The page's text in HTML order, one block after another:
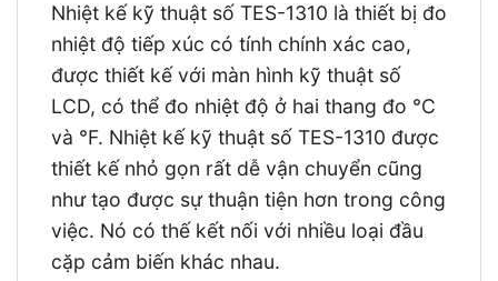
Nhiệt kế kỹ thuật số TES-1310 là thiết bị đo
nhiệt độ tiếp xúc có tính chính xác cao,
được thiết kế với màn hình kỹ thuật số
LCD, có thể đo nhiệt độ ở hai thang đo °C
và °F. Nhiệt kế kỹ thuật số TES-1310 được
thiết kế nhỏ gọn rất dễ vận chuyển cũng
như tạo được sự thuận tiện hơn trong công
việc. Nó có thế kết nối với nhiều loại đầu
cặp cảm biến khác nhau.